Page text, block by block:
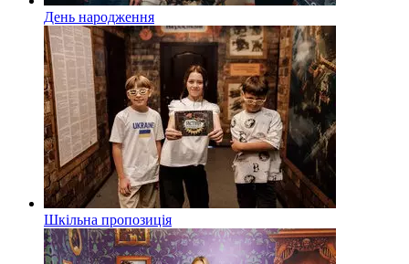
День народження
Шкільна пропозиція